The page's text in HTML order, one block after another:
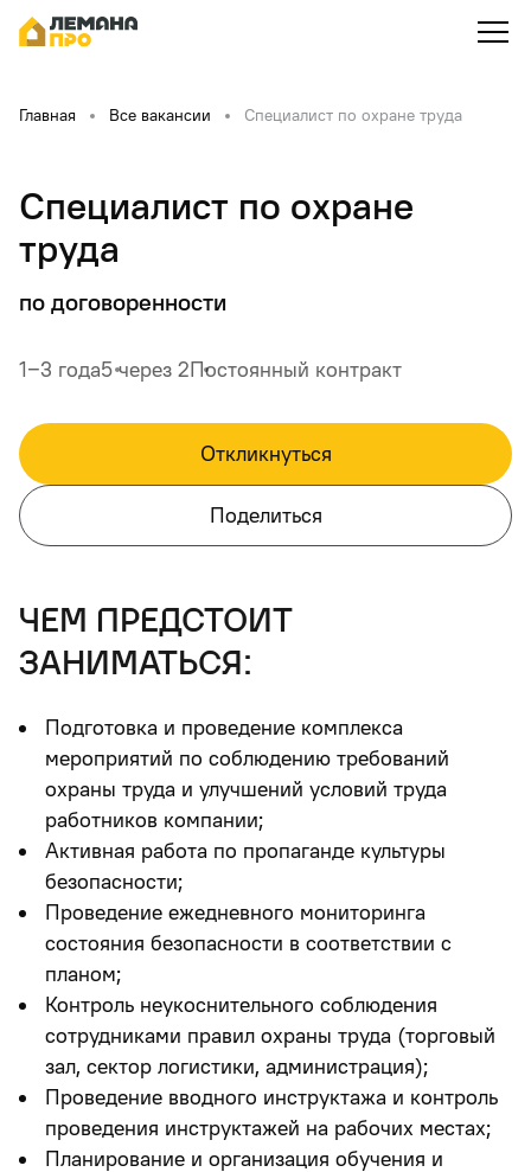
Главная Все вакансии Специалист по охране труда
Специалист по охране
труда
по договоренности
1‒3 года5 через 2Постоянный контракт
Откликнуться
Поделиться
чем предстоит
заниматься:
Подготовка и проведение комплекса
мероприятий по соблюдению требований
охраны труда и улучшений условий труда
работников компании;
Активная работа по пропаганде культуры
безопасности;
Проведение ежедневного мониторинга
состояния безопасности в соответствии с
планом;
Контроль неукоснительного соблюдения
сотрудниками правил охраны труда (торговый
зал, сектор логистики, администрация);
Проведение вводного инструктажа и контроль
проведения инструктажей на рабочих местах;
Планирование и организация обучения и